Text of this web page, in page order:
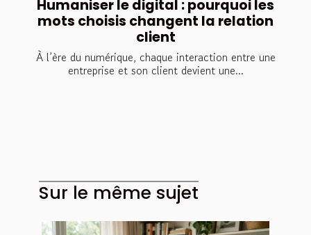
Humaniser le digital : pourquoi les
mots choisis changent la relation
client
À l’ère du numérique, chaque interaction entre une
entreprise et son client devient une...
Sur le même sujet